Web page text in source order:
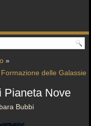
»
delle Galassie
Pianeta Nove
Bubbi